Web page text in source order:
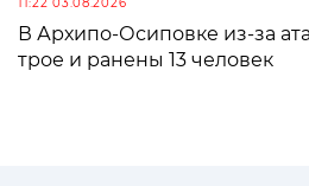
11:22 03.08.2026
В Архипо-Осиповке из-за
трое и ранены 13 человек